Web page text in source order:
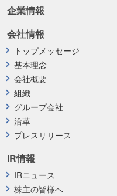
企業情報
会社情報
トップメッセージ
基本理念
会社概要
組織
グループ会社
沿革
プレスリリース
IR情報
IRニュース
株主の皆様へ